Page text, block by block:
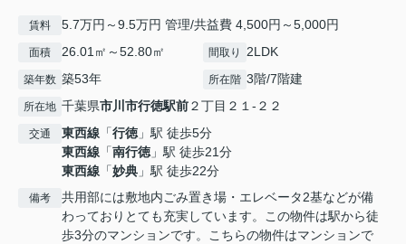
賃料 5.7万円～9.5万円 管理/共益費 4,500円～5,000円
面積 26.01㎡～52.80㎡ 間取り 2LDK
築年数 築53年 所在階 3階/7階建
所在地 千葉県市川市行徳駅前２丁目２１-２２
交通 東西線 「行徳」駅 徒歩5分
東西線 「南行徳」駅 徒歩21分
東西線 「妙典 」駅 徒歩22分
備考
共用部には敷地内ごみ置き場・エレベータ2基などが備
わっておりとても充実しています。この物件は駅から徒
歩3分のマンションです。こちらの物件はマンションで